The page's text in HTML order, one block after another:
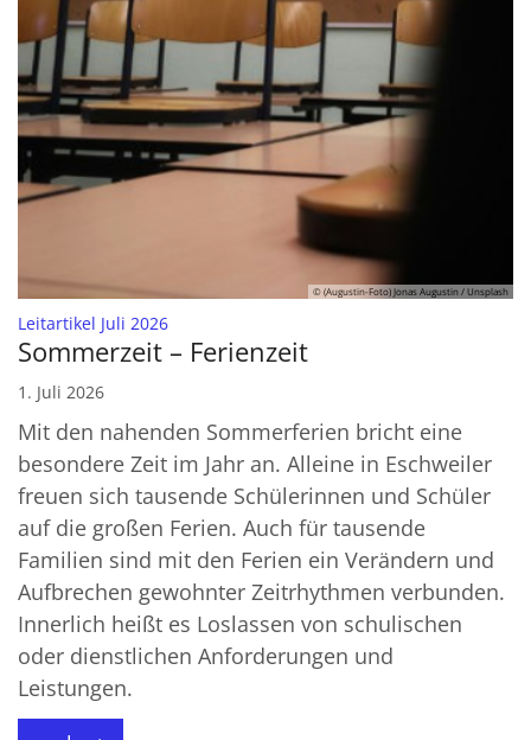
© (Augustin-Foto) Jonas Augustin / Unsplash
Leitartikel Juli 2026:
Sommerzeit – Ferienzeit
1. Juli 2026
Mit den nahenden Sommerferien bricht eine
besondere Zeit im Jahr an. Alleine in Eschweiler
freuen sich tausende Schülerinnen und Schüler
auf die großen Ferien. Auch für tausende
Familien sind mit den Ferien ein Verändern und
Aufbrechen gewohnter Zeitrhythmen verbunden.
Innerlich heißt es Loslassen von schulischen
oder dienstlichen Anforderungen und
Leistungen.